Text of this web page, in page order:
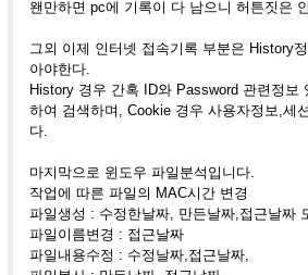
왠만하면 pc에 기록이 다 남으니 허튼짓은
그외 이제 인터넷 접속기록 부분은 History
아야한다.
History 경우 간혹 ID와 Password 관련정
하여 검색하며, Cookie 경우 사용자정보,세
다.
마지막으로 윈도우 파일분석입니다
작업에 따른 파일의 MAC시간 변경
파일생성 : 수정한날짜, 만든날짜,접근날짜
파일이름변경 : 접근날짜
파일내용수정 : 수정날짜,접근날짜,